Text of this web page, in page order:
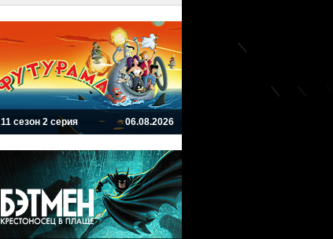
11 сезон 2 серия 06.08.2026